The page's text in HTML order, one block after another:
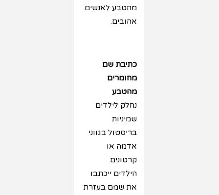
מהטבע לאנשים
אהובים.
כתיבת שם
מחומרים
מהטבע
נחלק לילדים
שמיניות
בריסטול בגווני
אדמה או
קרטונים.
הילדים ייכתבו
את שמם בעזרת